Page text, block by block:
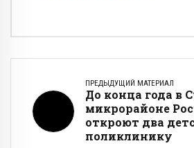
ПРЕДЫДУЩИЙ МАТЕРИАЛ
До конца года в
микрорайоне
откроют два
поликлинику